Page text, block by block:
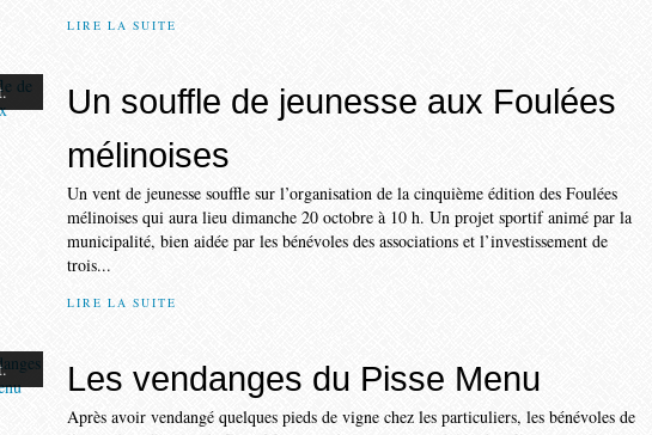
LIRE LA SUITE
Un souffle de jeunesse aux Foulées
mélinoises
Un vent de jeunesse souffle sur l’organisation de la cinquième édition des Foulées
mélinoises qui aura lieu dimanche 20 octobre à 10 h. Un projet sportif animé par la
municipalité, bien aidée par les bénévoles des associations et l’investissement de
trois...
LIRE LA SUITE
Les vendanges du Pisse Menu
Après avoir vendangé quelques pieds de vigne chez les particuliers, les bénévoles de